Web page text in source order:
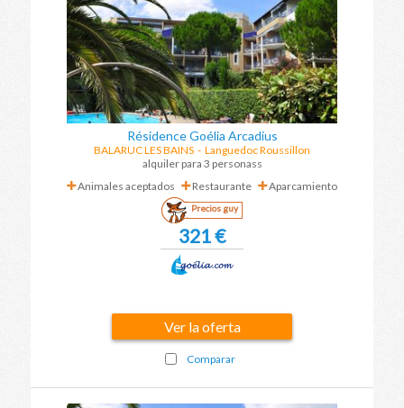
Résidence Goélia Arcadius
BALARUC LES BAINS - Languedoc Roussillon
alquiler para 3 personass
Animales aceptados
Restaurante Aparcamiento
Precios guy
321 €
Ver la oferta
Comparar